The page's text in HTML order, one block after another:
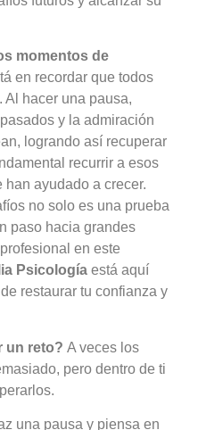
momentos de
en recordar que todos
Al hacer una pausa,
y la admiración
logrando así recuperar
recurrir a esos
ayudado a crecer.
no solo es una prueba
paso hacia grandes
en este
Psicología está aquí
restaurar tu confianza y
un reto? A veces los
pero dentro de ti
una pausa y piensa en